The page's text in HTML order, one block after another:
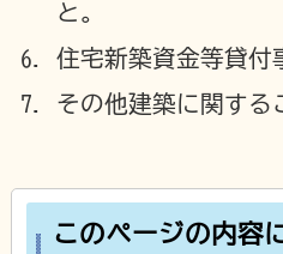
と。
住宅新築資金等貸付
その他建築に関する
このページの内容